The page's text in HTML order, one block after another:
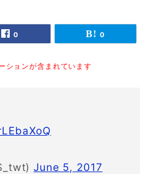
0 0
ションが含まれています
June 5, 2017